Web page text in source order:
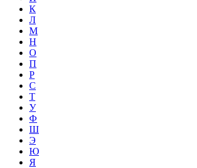
К
Л
М
Н
О
П
Р
С
Т
У
Ф
Ш
Э
Ю
Я